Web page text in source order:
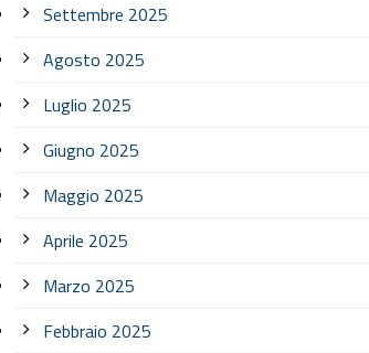
Settembre 2025
Agosto 2025
Luglio 2025
Giugno 2025
Maggio 2025
Aprile 2025
Marzo 2025
Febbraio 2025